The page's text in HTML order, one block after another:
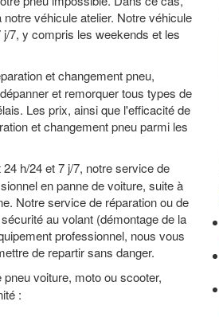
véhicule atelier. Notre véhicule
7, y compris les weekends et les
et changement pneu,
et remorquer tous types de
Les prix, ainsi que l'efficacité de
et changement pneu parmi les
24 h/24 et 7 j/7, notre service de
en panne de voiture, suite à
Notre service de réparation ou de
au volant (démontage de la
professionnel, nous vous
de repartir sans danger.
voiture, moto ou scooter,
: